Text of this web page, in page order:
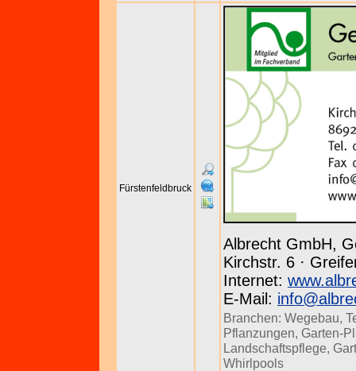
Fürstenfeldbruck
Albrecht GmbH,
Kirchstr. 6 ·
Internet:
E-Mail:
Branchen: Wegebau,
Pflanzungen, Garten-
Landschaftspflege,
Whirlpools